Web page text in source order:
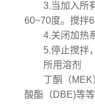
3.当加入所
60~70度。搅拌
4.关闭加热
5.停止搅拌
所用溶剂
丁酮（
酸酯（DBE)等